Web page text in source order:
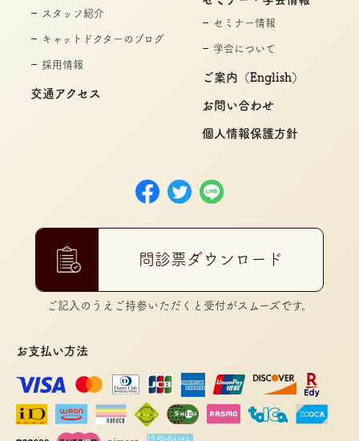
スタッフ紹介
キャットドクターのブログ
採用情報
交通アクセス
セミナー情報
学会について
ご案内（English）
お問い合わせ
個人情報保護方針
問診票ダウンロード
ご記入のうえご持参いただくと受付がスムーズです。
お支払い方法